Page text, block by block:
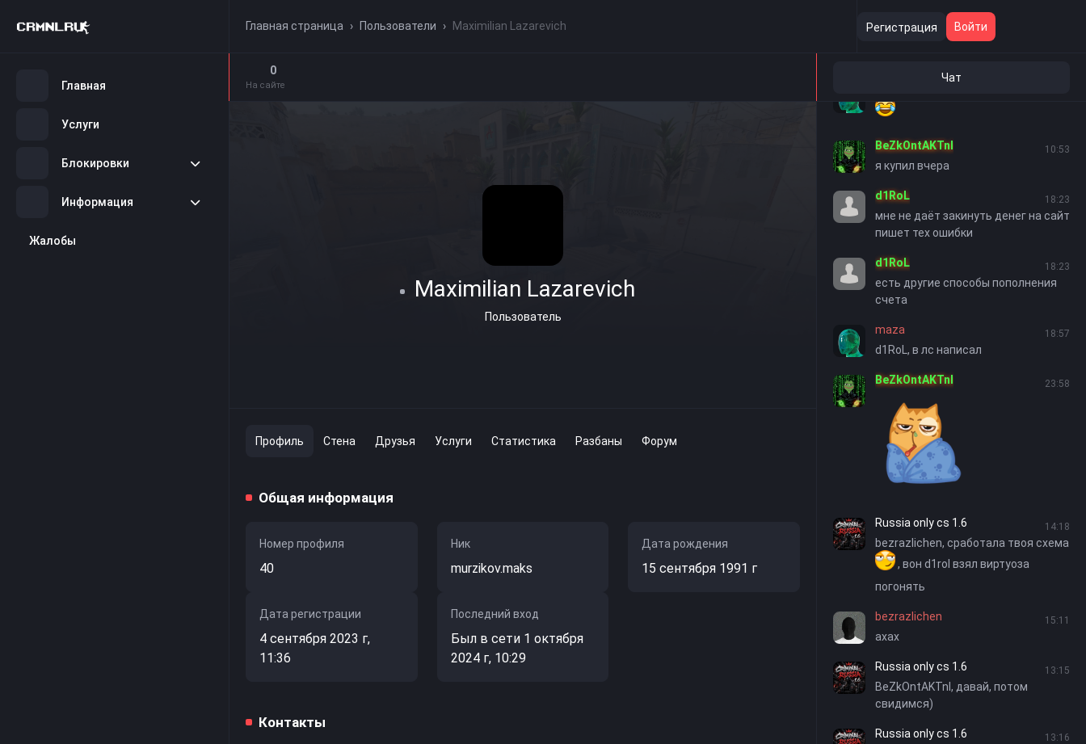
Главная страница › Пользователи › Maximilian Lazarevich Регистрация Войти
Главная
Услуги
Блокировки
Информация
Жалобы
Чат
Кто не купит виртуоза в течение
BeZkOntAKTnI 10:53
я купил вчера
d1RoL 18:23
мне не даёт закинуть денег на сайт
пишет тех ошибки
d1RoL 18:23
есть другие способы пополнения
счета
maza 18:57
d1RoL, в лс написал
BeZkOntAKTnI 23:58
Russia only cs 1.6 14:18
bezrazlichen, сработала твоя схема
, вон d1rol взял виртуоза
погонять
bezrazlichen 15:11
ахах
Russia only cs 1.6 13:15
BeZkOntAKTnI, давай, потом
свидимся)
Russia only cs 1.6 13:16
0
На сайте
Maximilian Lazarevich
Пользователь
Профиль Стена Друзья Услуги Статистика Разбаны Форум
Общая информация
Номер профиля
40
Ник
murzikov.maks
Дата рождения
15 сентября 1991 г
Дата регистрации
4 сентября 2023 г,
11:36
Последний вход
Был в сети 1 октября
2024 г, 10:29
Контакты